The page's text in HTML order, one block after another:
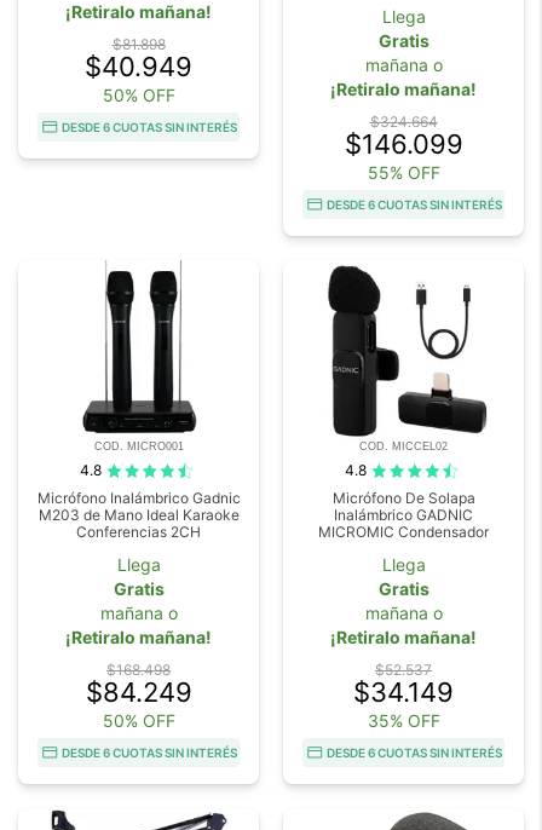
¡Retiralo mañana!
$81.898
$40.949
50% OFF
DESDE 6 CUOTAS SIN INTERÉS
Llega
Gratis
mañana o
¡Retiralo mañana!
$324.664
$146.099
55% OFF
DESDE 6 CUOTAS SIN INTERÉS
COD. MICRO001
4.8
Micrófono Inalámbrico Gadnic
M203 de Mano Ideal Karaoke
Conferencias 2CH
Llega
Gratis
mañana o
¡Retiralo mañana!
$168.498
$84.249
50% OFF
DESDE 6 CUOTAS SIN INTERÉS
COD. MICCEL02
4.8
Micrófono De Solapa
Inalámbrico GADNIC
MICROMIC Condensador
Llega
Gratis
mañana o
¡Retiralo mañana!
$52.537
$34.149
35% OFF
DESDE 6 CUOTAS SIN INTERÉS